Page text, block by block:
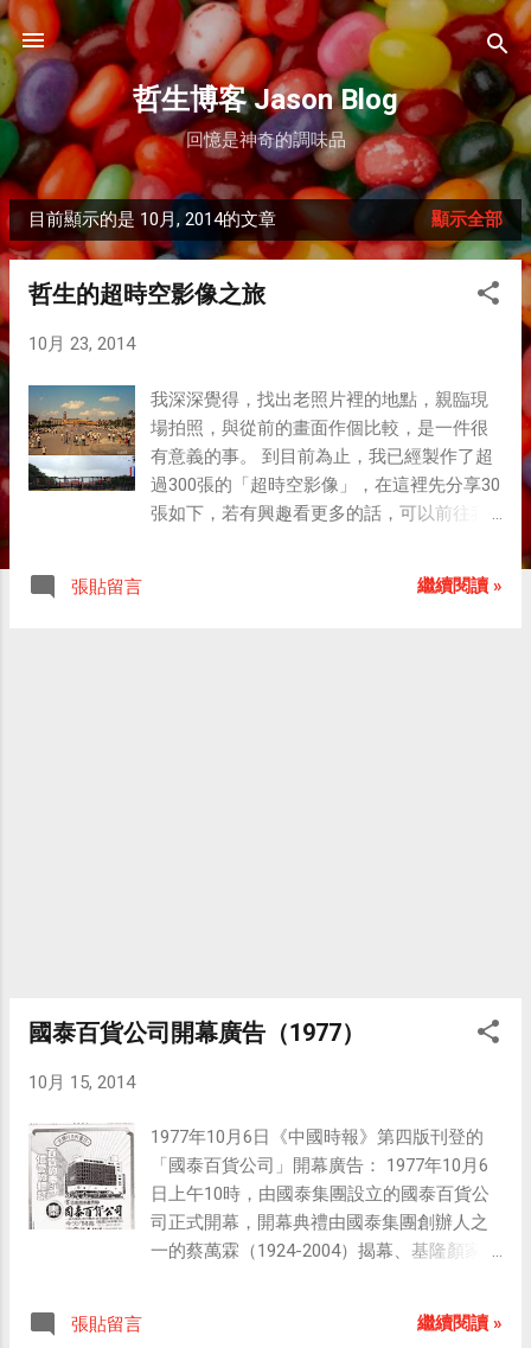
跳到主要內容
哲生博客 Jason Blog
回憶是神奇的調味品
發
表
文
章
目前顯示的是 10月, 2014的文章 顯示全部
哲生的超時空影像之旅
10月 23, 2014
我深深覺得，找出老照片裡的地點，親臨現
場拍照，與從前的畫面作個比較，是一件很
有意義的事。 到目前為止，我已經製作了超
過300張的「超時空影像」，在這裡先分享30
張如下，若有興趣看更多的話，可以前往我
龍山寺的鯉魚池 1972 vs 2013 台北行天宮大
張貼留言 繼續閱讀 »
國泰百貨公司開幕廣告（1977）
10月 15, 2014
1977年10月6日《中國時報》第四版刊登的
「國泰百貨公司」開幕廣告： 1977年10月6
日上午10時，由國泰集團設立的國泰百貨公
司正式開幕，開幕典禮由國泰集團創辦人之
一的蔡萬霖（1924-2004）揭幕、基隆顏家的
銷上強調「不以打折為噱頭，不打折比打折
張貼留言 繼續閱讀 »